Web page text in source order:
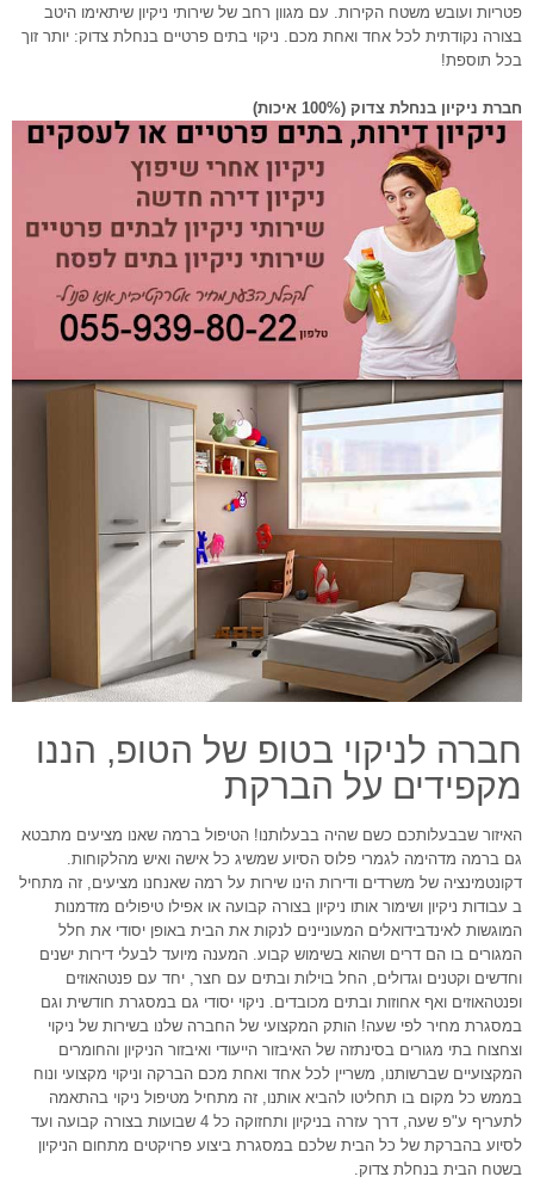
פטריות ועובש משטח הקירות. עם מגוון רחב של שירותי ניקיון שיתאימו היטב
בצורה נקודתית לכל אחד ואחת מכם. ניקוי בתים פרטיים בנחלת צדוק: יותר זוך
בכל תוספת!
חברת ניקיון בנחלת צדוק (100% איכות)
חברה לניקוי בטופ של הטופ, הננו
מקפידים על הברקת
האיזור שבבעלותכם כשם שהיה בבעלותנו! הטיפול ברמה שאנו מציעים מתבטא
גם ברמה מדהימה לגמרי פלוס הסיוע שמשיג כל אישה ואיש מהלקוחות.
דקונטמינציה של משרדים ודירות הינו שירות על רמה שאנחנו מציעים, זה מתחיל
ב עבודות ניקיון ושימור אותו ניקיון בצורה קבועה או אפילו טיפולים מזדמנות
המוגשות לאינדבידואלים המעוניינים לנקות את הבית באופן יסודי את חלל
המגורים בו הם דרים ושהוא בשימוש קבוע. המענה מיועד לבעלי דירות ישנים
וחדשים וקטנים וגדולים, החל בוילות ובתים עם חצר, יחד עם פנטהאוזים
ופנטהאוזים ואף אחוזות ובתים מכובדים. ניקוי יסודי גם במסגרת חודשית וגם
במסגרת מחיר לפי שעה! הותק המקצועי של החברה שלנו בשירות של ניקוי
וצחצוח בתי מגורים בסינתזה של האיבזור הייעודי ואיבזור הניקיון והחומרים
המקצועיים שברשותנו, משריין לכל אחד ואחת מכם הברקה וניקוי מקצועי ונוח
בממש כל מקום בו תחליטו להביא אותנו, זה מתחיל מטיפול ניקוי בהתאמה
לתעריף ע"פ שעה, דרך עזרה בניקיון ותחזוקה כל 4 שבועות בצורה קבועה ועד
לסיוע בהברקת של כל הבית שלכם במסגרת ביצוע פרויקטים מתחום הניקיון
בשטח הבית בנחלת צדוק.